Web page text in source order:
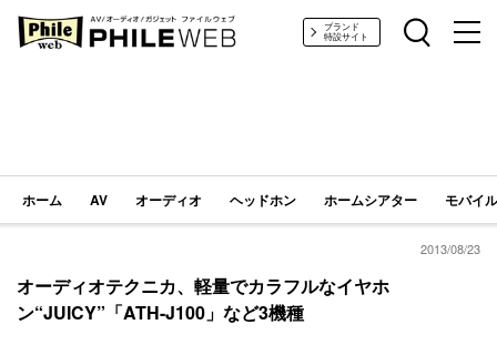
PHILE WEB｜AV/オーディオ/ガジェットブランド
特設サイト
ホーム AV オーディオ ヘッドホン ホームシアター モバイ
2013/08/23
オーディオテクニカ、軽量でカラフルなイヤホ
ン“JUICY”「ATH-J100」など3機種